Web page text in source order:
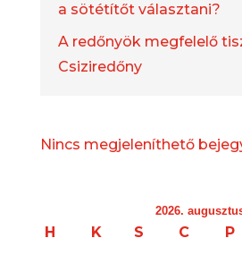
a sötétítőt választani?
A redőnyök megfelelő
Csiziredőny
Nincs megjeleníthető
2026.
H K S C P